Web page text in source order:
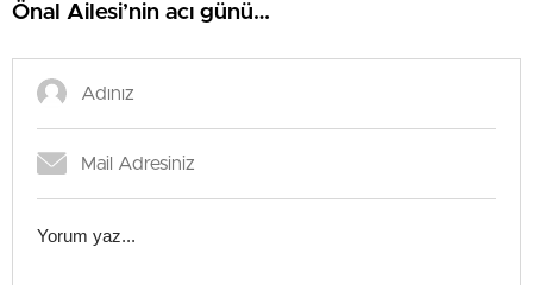
Önal Ailesi’nin acı günü…